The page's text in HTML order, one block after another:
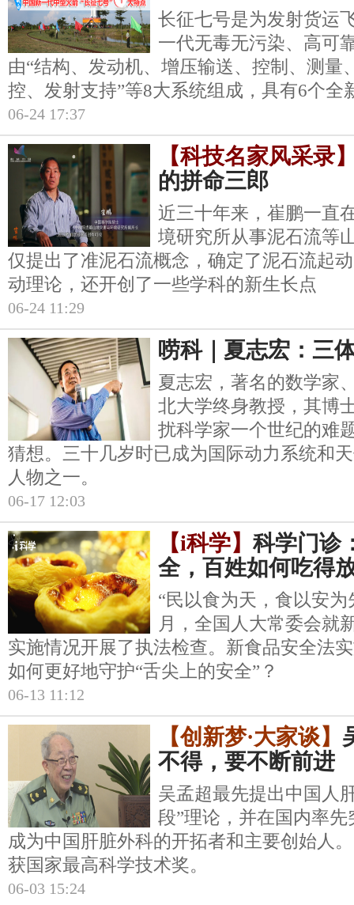
长征七号是为发射货运
一代无毒无污染、高可
由“结构、发动机、增压输送、控制、测量
控、发射支持”等8大系统组成，具有6个全
06-24 17:37
【科技名家风采录
的拼命三郎
近三十年来，崔鹏一直
境研究所从事泥石流等
仅提出了准泥石流概念，确定了泥石流起
动理论，还开创了一些学科的新生长点
06-24 11:29
唠科｜夏志宏：三
夏志宏，著名的数学家
北大学终身教授，其博
扰科学家一个世纪的
猜想。三十几岁时已成为国际动力系统和
人物之一。
06-17 12:03
【i科学】 科学门诊
全，百姓如何吃得
“民以食为天，食以安为
月，全国人大常委会就
实施情况开展了执法检查。新食品安全法
如何更好地守护“舌尖上的安全”？
06-13 11:12
【创新梦·大家谈】
不得，要不断前进
吴孟超最先提出中国人
段”理论，并在国内率
成为中国肝脏外科的开拓者和主要创始人
获国家最高科学技术奖。
06-03 15:24